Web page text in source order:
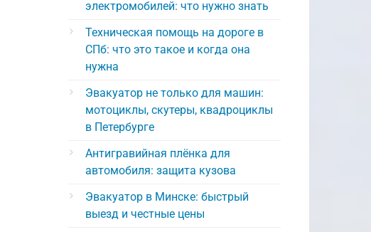
электромобилей: что нужно знать
Техническая помощь на дороге в
СПб: что это такое и когда она
нужна
Эвакуатор не только для машин:
мотоциклы, скутеры, квадроциклы
в Петербурге
Антигравийная плёнка для
автомобиля: защита кузова
Эвакуатор в Минске: быстрый
выезд и честные цены